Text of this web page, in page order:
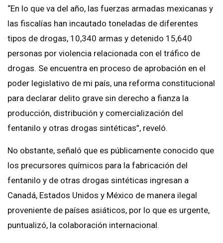
“En lo que va del año, las fuerzas armadas mexicanas y
las fiscalías han incautado toneladas de diferentes
tipos de drogas, 10,340 armas y detenido 15,640
personas por violencia relacionada con el tráfico de
drogas. Se encuentra en proceso de aprobación en el
poder legislativo de mi país, una reforma constitucional
para declarar delito grave sin derecho a fianza la
producción, distribución y comercialización del
fentanilo y otras drogas sintéticas”, reveló.
No obstante, señaló que es públicamente conocido que
los precursores químicos para la fabricación del
fentanilo y de otras drogas sintéticas ingresan a
Canadá, Estados Unidos y México de manera ilegal
proveniente de países asiáticos, por lo que es urgente,
puntualizó, la colaboración internacional.